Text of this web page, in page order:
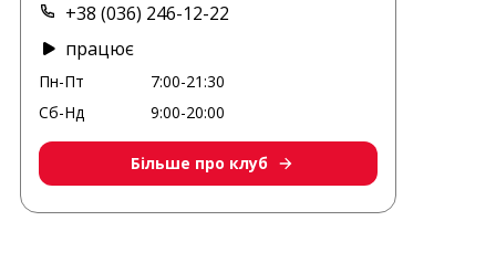
+38 (036) 246-12-22
працює
Пн-Пт
7:00-21:30
Сб-Нд
9:00-20:00
Більше про клуб